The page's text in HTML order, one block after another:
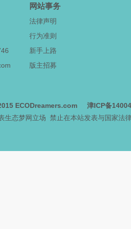
网站事务
法律声明
行为准则
新手上路
版主招募
ECODreamers.com
津ICP备
生态梦网立场 禁止在本站发表与国家法